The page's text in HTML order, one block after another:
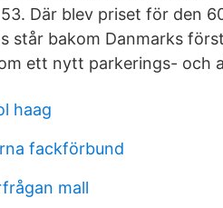
Där blev priset för den
står bakom Danmarks
ett nytt parkerings- och
haag
fackförbund
mall